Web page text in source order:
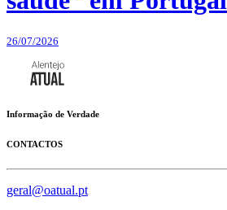
26/07/2026
Informação de Verdade
CONTACTOS
geral@oatual.pt